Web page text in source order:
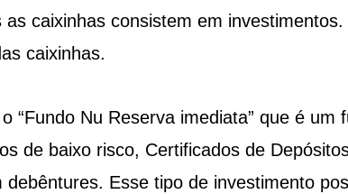
as caixinhas consistem em
caixinhas.
“Fundo Nu Reserva imediata” que é
de baixo risco, Certificados de
debêntures. Esse tipo de investimento